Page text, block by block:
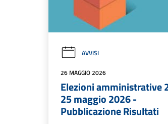
AVVISI
26 MAGGIO 2026
Elezioni amministrative
25 maggio 2026 -
Pubblicazione Risultati